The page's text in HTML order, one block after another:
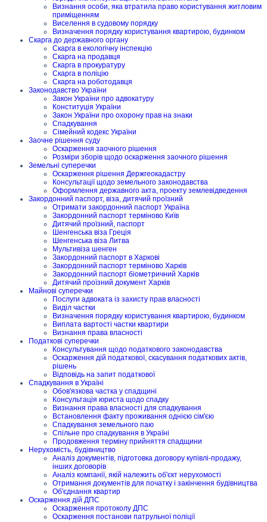
Визнання особи, яка втратила право користування житловим
приміщенням
Виселення в судовому порядку
Визначення порядку користування квартирою, будинком
Скарга до державного органу
Скарга в екологічну інспекцію
Скарга на продавця
Скарга в прокуратуру
Скарга в поліцію
Скарга на роботодавця
Законодавство України
Закон України про адвокатуру
Конституція України
Закон України про охорону прав на знаки
Спадкування
Сімейний кодекс України
Заочне рішення суду
Оскарження заочного рішення
Розміри зборів щодо оскарження заочного рішення
Земельні суперечки
Оскарження рішення Держгеокадастру
Консультації щодо земельного законодавства
Оформлення державного акта, проекту землевідведення
Закордонний паспорт, віза, дитячий проїзний
Отримати закордонний паспорт Україна
Закордонний паспорт терміново Київ
Дитячий проїзний, паспорт
Шенгенська віза Греція
Шенгенська віза Литва
Мультивіза шенген
Закордонний паспорт в Харкові
Закордонний паспорт терміново Харків
Закордонний паспорт біометричний Харків
Дитячий проїзний документ Харків
Майнові суперечки
Послуги адвоката із захисту прав власності
Виділ частки
Визначення порядку користування квартирою, будинком
Виплата вартості частки квартири
Визнання права власності
Податкові суперечки
Консультування щодо податкового законодавства
Оскарження дій податкової, скасування податкових актів,
рішень
Відповідь на запит податкової
Спадкування в Україні
Обов'язкова частка у спадщині
Консультація юриста щодо спадку
Визнання права власності для спадкування
Встановлення факту проживання однією сім'єю
Спадкування земельного паю
Спільне про спадкування в Україні
Продовження терміну прийняття спадщини
Нерухомість, будівництво
Аналіз документів, підготовка договору купівлі-продажу,
інших договорів
Аналіз компанії, якій належить об'єкт нерухомості
Отримання документів для початку і закінчення будівництва
Об'єднання квартир
Оскарження дій ДПС
Оскарження протоколу ДПС
Оскарження постанови патрульної поліції